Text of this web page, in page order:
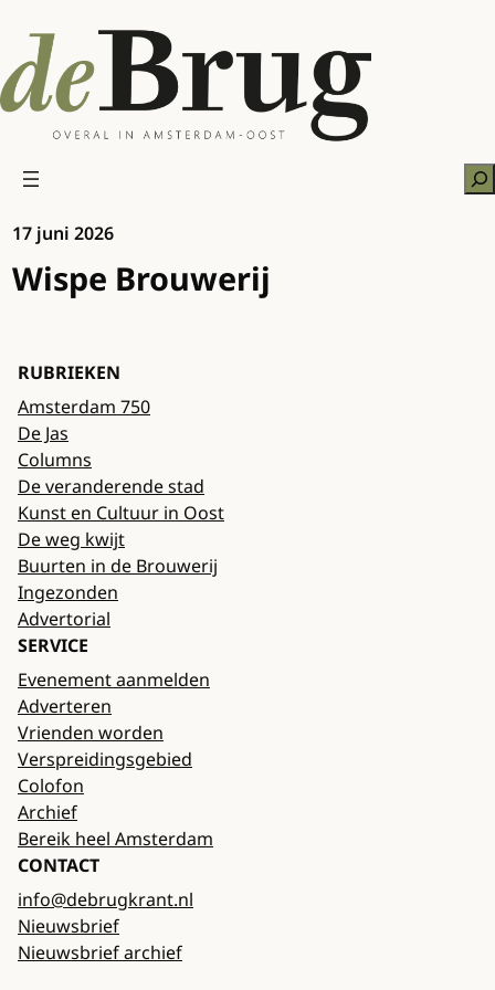
naar
de
inhoud
17 juni 2026
Wispe Brouwerij
RUBRIEKEN
Amsterdam 750
De Jas
Columns
De veranderende stad
Kunst en Cultuur in Oost
De weg kwijt
Buurten in de Brouwerij
Ingezonden
Advertorial
SERVICE
Evenement aanmelden
Adverteren
Vrienden worden
Verspreidingsgebied
Colofon
Archief
Bereik heel Amsterdam
CONTACT
info@debrugkrant.nl
Nieuwsbrief
Nieuwsbrief archief